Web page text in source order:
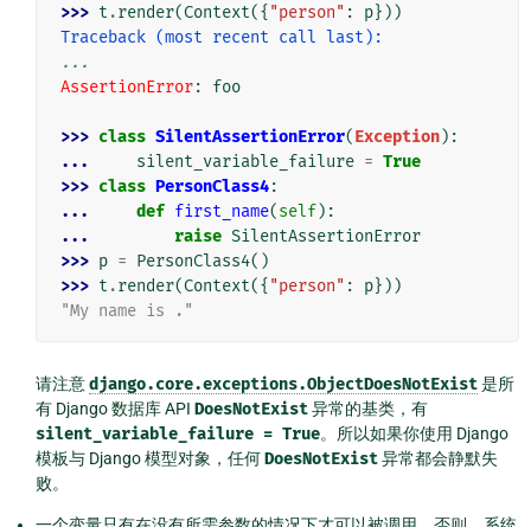
>>> t .render(Context({ "person" : p}))
Traceback (most recent call last):
...
AssertionError: foo
>>> class SilentAssertionError(Exception):
...
silent_variable_failure = True
>>> class PersonClass4:
...
def first_name(self):
...
raise SilentAssertionError
>>> p = PersonClass4()
>>> t .render(Context({ "person" : p}))
"My name is ."
请注意django.core.exceptions.ObjectDoesNotExist是所
有 Django 数据库 API DoesNotExist异常的基类，有
silent_variable_failure = True。所以如果你使用 Django
模板与 Django 模型对象，任何DoesNotExist异常都会静默失
败。